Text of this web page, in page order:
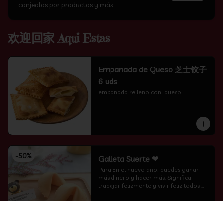
canjealos por productos y más
欢迎回家 Aqui Estas
Empanada de Queso 芝士饺子
6 uds
empanada relleno con  queso
-50% Galleta Suerte ❤
Para En el nuevo año, puedes ganar
más dinero y hacer más. Significa
trabajar felizmente y vivir feliz todos